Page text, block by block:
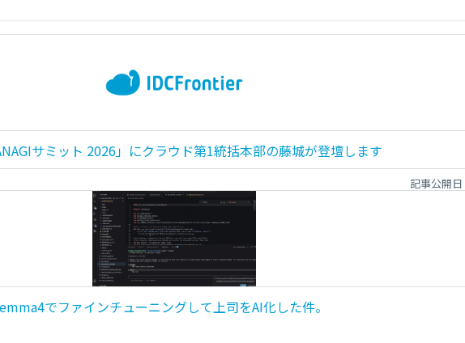
サミット 2026」にクラウド第1統括本部の藤城が登壇します
記事公開日
でファインチューニングして上司をAI化した件。